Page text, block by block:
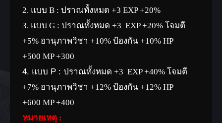
2. แบบ B : ปราณทั้งหมด +3 EXP +20%
3. แบบ G : ปราณทั้งหมด +3 EXP +20% โจมตี
+5% อานุภาพวิชา +10% ป้องกัน +10% HP
+500 MP +300
4. แบบ P : ปราณทั้งหมด +3 EXP +40% โจมตี
+7% อานุภาพวิชา +12% ป้องกัน +12% HP
+600 MP +400
หมายเหตุ :